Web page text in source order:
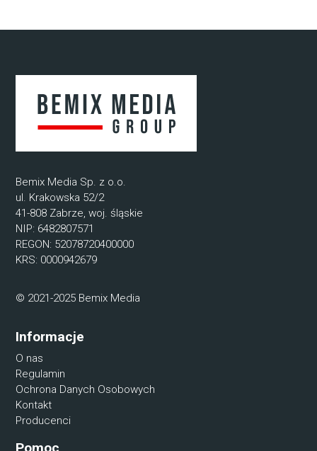
Bemix Media Sp. z o.o.
ul. Krakowska 52/2
41-808 Zabrze, woj. śląskie
NIP: 6482807571
REGON: 52078720400000
KRS: 0000942679
© 2021-2025 Bemix Media
Informacje
O nas
Regulamin
Ochrona Danych Osobowych
Kontakt
Producenci